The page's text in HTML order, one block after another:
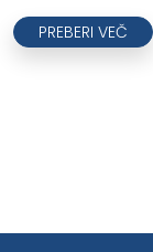
PREBERI VEČ